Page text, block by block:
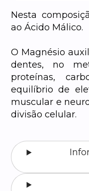
Nesta
ao Ácido Málico.
O Magnésio
dentes, no
proteínas,
equilíbrio de
muscular e
divisão celular.